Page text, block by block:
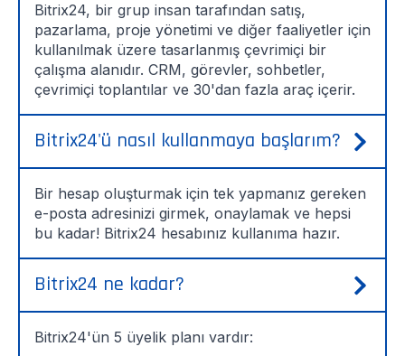
Bitrix24, bir grup insan tarafından satış,
pazarlama, proje yönetimi ve diğer faaliyetler için
kullanılmak üzere tasarlanmış çevrimiçi bir
çalışma alanıdır. CRM, görevler, sohbetler,
çevrimiçi toplantılar ve 30'dan fazla araç içerir.
Bitrix24'ü nasıl kullanmaya başlarım?
Bir hesap oluşturmak için tek yapmanız gereken
e-posta adresinizi girmek, onaylamak ve hepsi
bu kadar! Bitrix24 hesabınız kullanıma hazır.
Bitrix24 ne kadar?
Bitrix24'ün 5 üyelik planı vardır: